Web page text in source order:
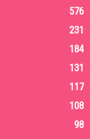
576
231
184
131
117
108
98